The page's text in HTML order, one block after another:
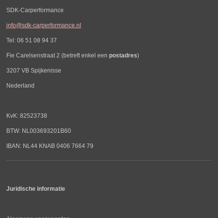
SDK-Carperformance
info@sdk-carperformance.nl
Tel: 06 51 08 94 37
Fie Carelsenstraat 2 (betreft enkel een postadres)
3207 VB Spijkenisse
Nederland
KvK: 82523738
BTW: NL003693201B60
IBAN: NL44 KNAB 0406 7664 79
Juridische informatie